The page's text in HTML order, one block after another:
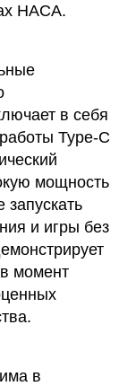
НАСА.
в себя
Type-C
мощность
и игры без
момент
в